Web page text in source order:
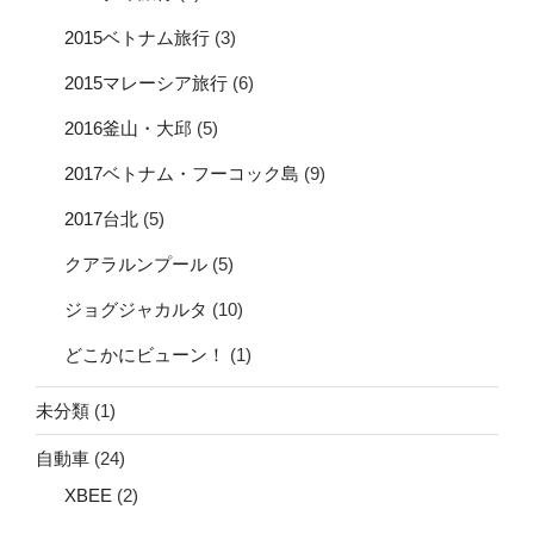
2015ベトナム旅行 (3)
2015マレーシア旅行 (6)
2016釜山・大邱 (5)
2017ベトナム・フーコック島 (9)
2017台北 (5)
クアラルンプール (5)
ジョグジャカルタ (10)
どこかにビューン！ (1)
未分類 (1)
自動車 (24)
XBEE (2)